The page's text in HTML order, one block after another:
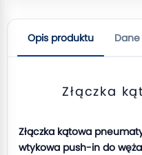
Opis produktu
Złączka
Złączka kątowa
wtykowa push-in do